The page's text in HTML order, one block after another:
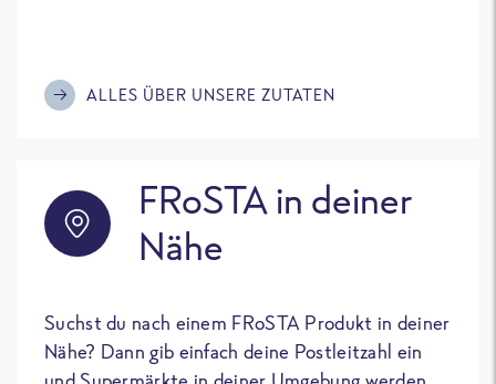
ALLES ÜBER UNSERE ZUTATEN
FRoSTA in deiner
Nähe
Suchst du nach einem FRoSTA Produkt in deiner
Nähe? Dann gib einfach deine Postleitzahl ein